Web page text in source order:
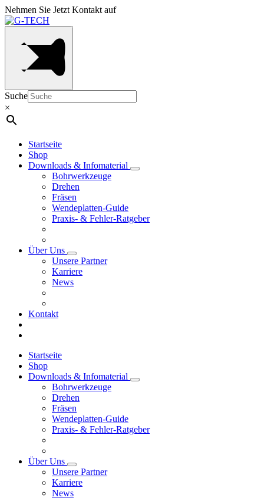
Nehmen Sie Jetzt Kontakt auf
Suche
×
Startseite
Shop
Downloads & Infomaterial
Bohrwerkzeuge
Drehen
Fräsen
Wendeplatten-Guide
Praxis- & Fehler-Ratgeber
Über Uns
Unsere Partner
Karriere
News
Kontakt
Startseite
Shop
Downloads & Infomaterial
Bohrwerkzeuge
Drehen
Fräsen
Wendeplatten-Guide
Praxis- & Fehler-Ratgeber
Über Uns
Unsere Partner
Karriere
News